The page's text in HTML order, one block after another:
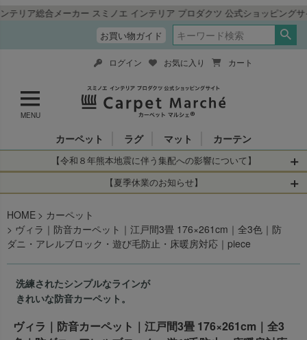
インテリア プロダクツ 公式ショッピングサイト「カーペットマルシェ」
お買い物ガイド
MENU
ログイン お気に入り カート
カーペット ラグ マット カーテン
【令和８年熊本地震に伴う集配への影響について】
令和8年熊本地震により、お亡くなりになられた方々に深く
お見舞い申し上げます。 この地震の影響により、現在、一
部地域を発着するお荷物のお届けに遅れが生じておりま
す。
・全国から九州あてのお荷物
・九州から全国あてのお荷物
なお、今後の被害状況や交通規制などにより、対象地域や
【夏季休業のお知らせ】
当店は は2026年8月11日(火)～2026年8月16日(日)
を休業とさせて頂きます。
休業中のご注文に関しては自動返信メールは届きますが、
当店からの注文確認メールの送信、当店へのお問い合わせ
へのご返答ができかねます。 休業明けから順次送信させて
いただきますのでよろしくお願いいたします。
出荷センターも休業となりますため、休業期間中のご注文
HOME
カーペット
ヴィラ｜防音カーペット｜江戸間3畳 176×261cm｜全3色｜防
ダニ・アレルブロック・遊び毛防止・床暖房対応｜piece
洗練されたシンプルなラインが
きれいな防音カーペット。
ヴィラ｜防音カーペット｜江戸間3畳 176×261cm｜全3